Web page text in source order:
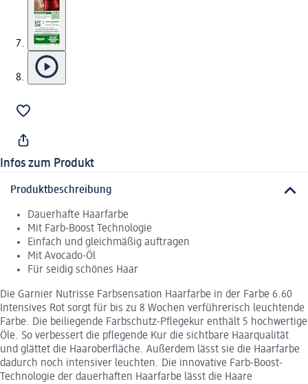
Infos zum Produkt
Produktbeschreibung
Dauerhafte Haarfarbe
Mit Farb-Boost Technologie
Einfach und gleichmäßig auftragen
Mit Avocado-Öl
Für seidig schönes Haar
Die Garnier Nutrisse Farbsensation Haarfarbe in der Farbe 6.60
Intensives Rot sorgt für bis zu 8 Wochen verführerisch leuchtende
Farbe. Die beiliegende Farbschutz-Pflegekur enthält 5 hochwertige
Öle. So verbessert die pflegende Kur die sichtbare Haarqualität
und glättet die Haaroberfläche. Außerdem lässt sie die Haarfarbe
dadurch noch intensiver leuchten. Die innovative Farb-Boost-
Technologie der dauerhaften Haarfarbe lässt die Haare